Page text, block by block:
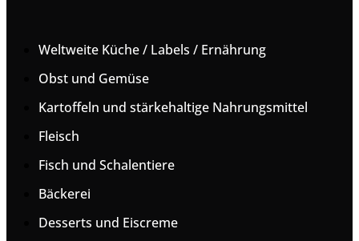
Weltweite Küche / Labels / Ernährung
Obst und Gemüse
Kartoffeln und stärkehaltige Nahrungsmittel
Fleisch
Fisch und Schalentiere
Bäckerei
Desserts und Eiscreme